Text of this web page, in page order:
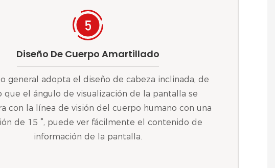
Diseño De Cuerpo Amartillado
general adopta el diseño de cabeza inclinada, de
que el ángulo de visualización de la pantalla se
con la línea de visión del cuerpo humano con una
de 15 °, puede ver fácilmente el contenido de
información de la pantalla.